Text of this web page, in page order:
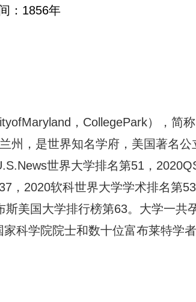
：1856年
，CollegePark），简称
州，是世界知名学府，美国著名公
世界大学排名第51，
，2020软科世界大学学术排名第
美国大学排行榜第63。大学一共
科学院院士和数十位富布莱特学